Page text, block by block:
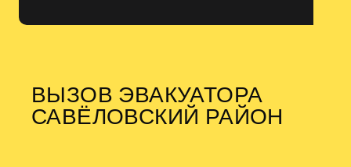
ВЫЗОВ ЭВАКУАТОРА
САВЁЛОВСКИЙ РАЙОН